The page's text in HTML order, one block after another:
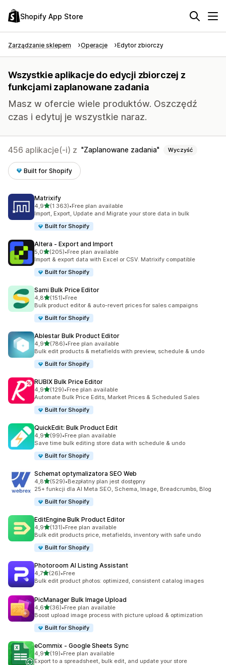
Shopify App Store
Zarządzanie sklepem Operacje Edytor zbiorczy
Wszystkie aplikacje do edycji zbiorczej z
funkcjami zaplanowane zadania
Masz w ofercie wiele produktów. Oszczędź
czas i edytuj je wszystkie naraz.
456 aplikacje(-i) z Zaplanowane zadania Wyczyść
Built for Shopify
Matrixify
4,9na 5 gwiazdek
(1 363)
Łączna liczba recenzji: 1363
•Free plan available
Import, Export, Update and Migrate your store data in bulk
Built for Shopify
Altera ‑ Export and Import
5,0na 5 gwiazdek
(205)
Łączna liczba recenzji: 205
•Free plan available
Import & export data with Excel or CSV. Matrixify compatible
Built for Shopify
Sami Bulk Price Editor
4,8na 5 gwiazdek
(151)
Łączna liczba recenzji: 151
•Free
Bulk product editor & auto-revert prices for sales campaigns
Built for Shopify
Ablestar Bulk Product Editor
4,9na 5 gwiazdek
(786)
Łączna liczba recenzji: 786
•Free plan available
Bulk edit products & metafields with preview, schedule & undo
Built for Shopify
RUBIX Bulk Price Editor
4,9na 5 gwiazdek
(129)
Łączna liczba recenzji: 129
•Free plan available
Automate Bulk Price Edits, Market Prices & Scheduled Sales
Built for Shopify
QuickEdit: Bulk Product Edit
4,9na 5 gwiazdek
(99)
Łączna liczba recenzji: 99
•Free plan available
Save time bulk editing store data with schedule & undo
Built for Shopify
Schemat optymalizatora SEO Web
4,8na 5 gwiazdek
(529)
Łączna liczba recenzji: 529
•Bezpłatny plan jest dostępny
25+ funkcji dla AI Meta SEO, Schema, Image, Breadcrumbs, Blog
Built for Shopify
EditEngine Bulk Product Editor
4,9na 5 gwiazdek
(131)
Łączna liczba recenzji: 131
•Free plan available
Bulk edit products price, metafields, inventory with safe undo
Built for Shopify
Photoroom AI Listing Assistant
4,7na 5 gwiazdek
(26)
Łączna liczba recenzji: 26
•Free
Bulk edit product photos: optimized, consistent catalog images
PicManager Bulk Image Upload
4,6na 5 gwiazdek
(36)
Łączna liczba recenzji: 36
•Free plan available
Boost upload image process with picture upload & optimization
Built for Shopify
eCommix ‑ Google Sheets Sync
4,9na 5 gwiazdek
(19)
Łączna liczba recenzji: 19
•Free plan available
Export to a spreadsheet, bulk edit, and update your store